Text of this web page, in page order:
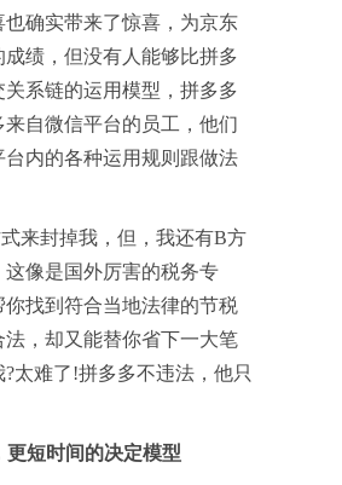
也确实带来了惊喜，为京东
绩，但没有人能够比拼多
关系链的运用模型，拼多多
来自微信平台的员工，他们
台内的各种运用规则跟做法
来封掉我，但，我还有B方
这像是国外厉害的税务专
你找到符合当地法律的节税
法，却又能替你省下一大笔
太难了!拼多多不违法，他只
更短时间的决定模型